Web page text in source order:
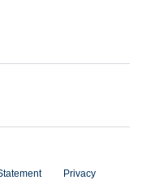
Privacy